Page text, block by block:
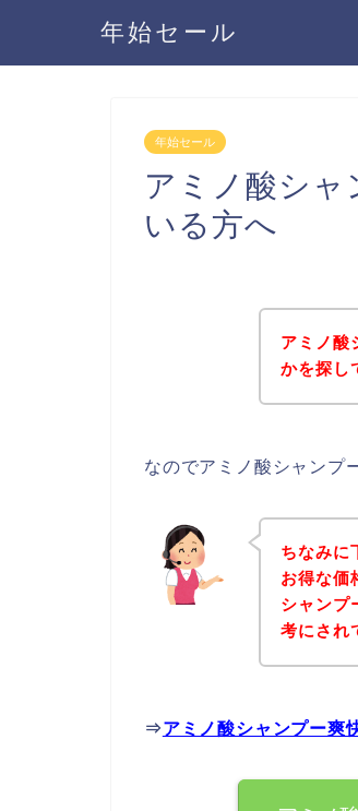
年始セール
年始セール
アミノ酸シャ
いる方へ
アミノ酸
かを探し
なのでアミノ酸シャンプ
ちなみに
お得な価
シャンプ
考にされ
⇒アミノ酸シャンプー爽